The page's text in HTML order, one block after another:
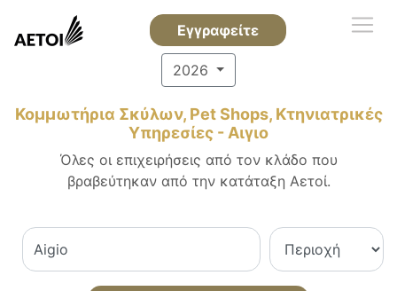
Εγγραφείτε
2026
Κομμωτήρια Σκύλων, Pet Shops, Κτηνιατρικές
Υπηρεσίες - Αιγιο
Όλες οι επιχειρήσεις από τον κλάδο που
βραβεύτηκαν από την κατάταξη Αετοί.